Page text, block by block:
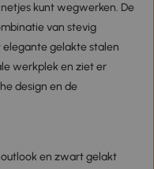
kunt wegwerken. De
van stevig
gelakte stalen
werkplek en ziet er
design en de
en zwart gelakt